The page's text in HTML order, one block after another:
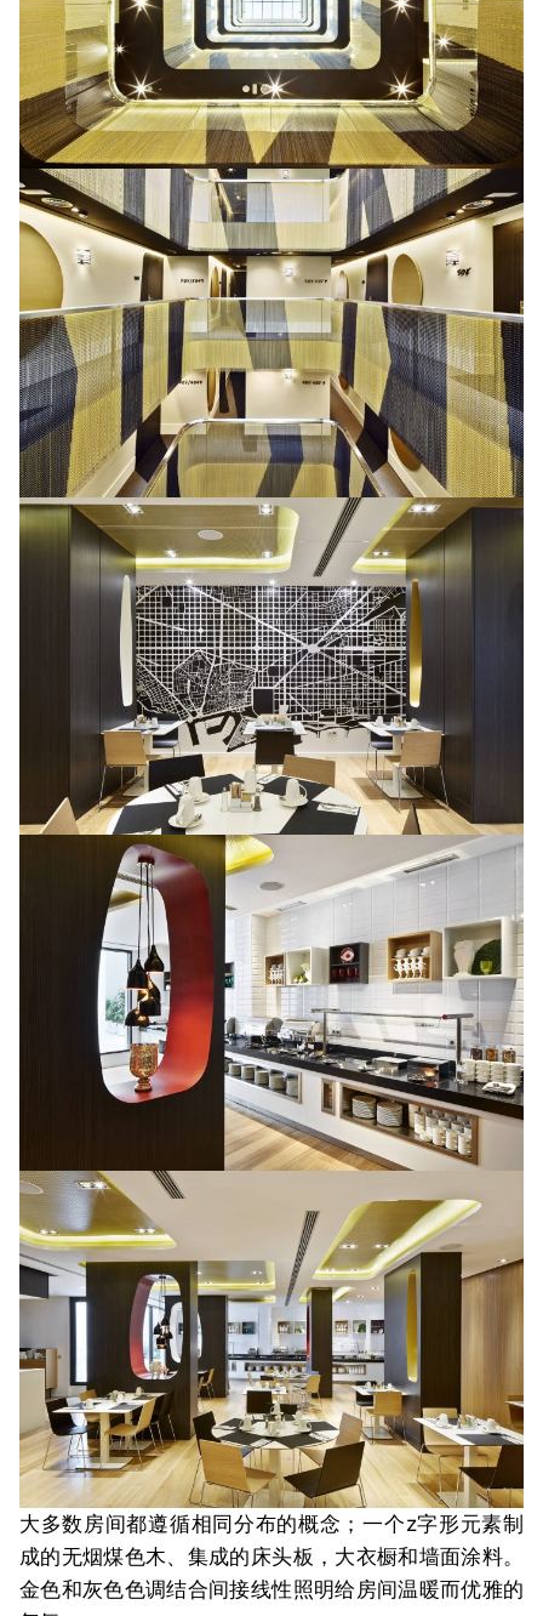
大多数房间都遵循相同分布的概念；一个z字形元素制
成的无烟煤色木、集成的床头板，大衣橱和墙面涂料。
金色和灰色色调结合间接线性照明给房间温暖而优雅的